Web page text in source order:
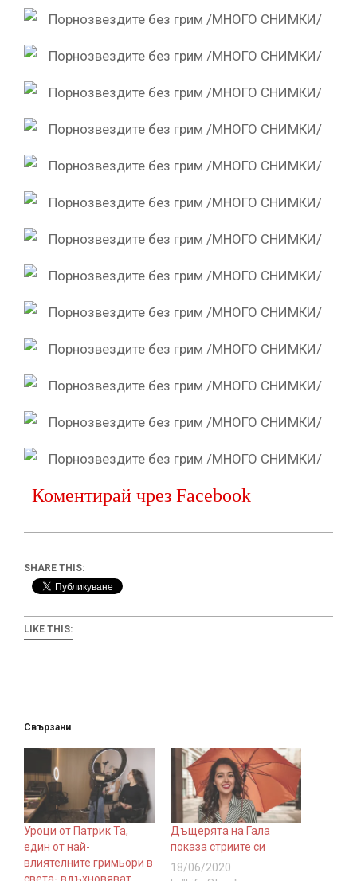
Коментирай чрез Facebook
SHARE THIS:
LIKE THIS:
Свързани
Уроци от Патрик Та,
един от най-
влиятелните гримьори в
света- вдъхновяват
Дъщерята на Гала
показа стриите си
18/06/2020